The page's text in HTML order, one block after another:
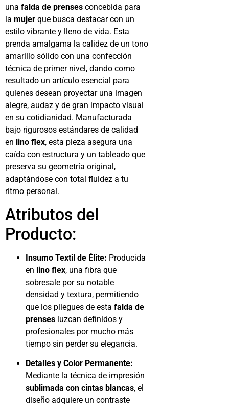
una falda de prenses concebida para
la mujer que busca destacar con un
estilo vibrante y lleno de vida. Esta
prenda amalgama la calidez de un tono
amarillo sólido con una confección
técnica de primer nivel, dando como
resultado un artículo esencial para
quienes desean proyectar una imagen
alegre, audaz y de gran impacto visual
en su cotidianidad. Manufacturada
bajo rigurosos estándares de calidad
en lino flex, esta pieza asegura una
caída con estructura y un tableado que
preserva su geometría original,
adaptándose con total fluidez a tu
ritmo personal.
Atributos del
Producto:
Insumo Textil de Élite: Producida
en lino flex, una fibra que
sobresale por su notable
densidad y textura, permitiendo
que los pliegues de esta falda de
prenses luzcan definidos y
profesionales por mucho más
tiempo sin perder su elegancia.
Detalles y Color Permanente:
Mediante la técnica de impresión
sublimada con cintas blancas, el
diseño adquiere un contraste